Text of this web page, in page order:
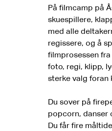
På filmcamp på
skuespillere,
med alle
regissere, og å
filmprosessen
foto, regi, klipp,
sterke valg foran
Du sover på
popcorn, danser
Du får fire